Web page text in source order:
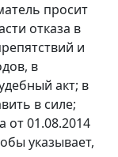
просит
отказа в
и
в
акт; в
в силе;
от 01.08.2014
указывает,